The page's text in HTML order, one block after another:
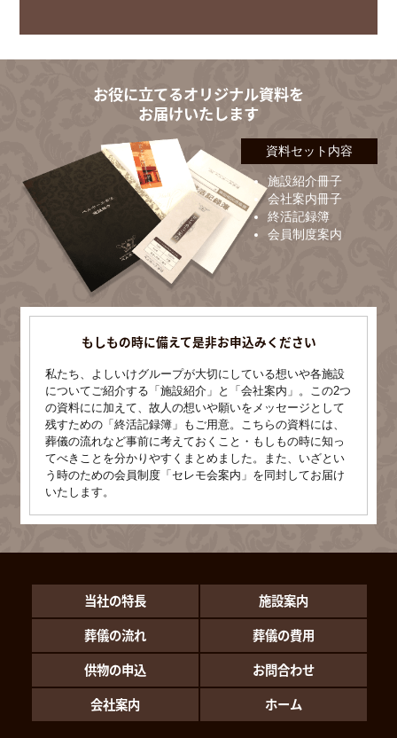
お役に立てるオリジナル資料を
お届けいたします
資料セット内容
施設紹介冊子
会社案内冊子
終活記録簿
会員制度案内
もしもの時に備えて是非お申込みください
私たち、よしいけグループが大切にしている想いや各施設
についてご紹介する「施設紹介」と「会社案内」。この2つ
の資料にに加えて、故人の想いや願いをメッセージとして
残すための「終活記録簿」もご用意。こちらの資料には、
葬儀の流れなど事前に考えておくこと・もしもの時に知っ
てべきことを分かりやすくまとめました。また、いざとい
う時のための会員制度「セレモ会案内」を同封してお届け
いたします。
当社の特長
葬儀の流れ
施設案内
葬儀の費用
供物の申込
会社案内
お問合わせ
ホーム